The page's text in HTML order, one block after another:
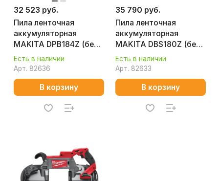
32 523 руб.
Пила ленточная
аккумуляторная
MAKITA DPB184Z (без
АКБ и ЗУ)
Есть в наличии
Арт. 82636
В корзину
35 790 руб.
Пила ленточная
аккумуляторная
MAKITA DBS180Z (без
АКБ и ЗУ)
Есть в наличии
Арт. 82633
В корзину